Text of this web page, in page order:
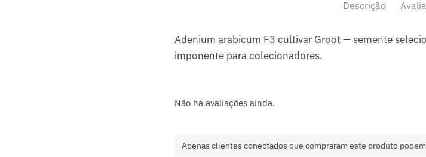
Descrição
Adenium arabicum F3 cultivar Groot — semente
imponente para colecionadores.
Não há avaliações ainda.
Apenas clientes conectados que compraram este produto